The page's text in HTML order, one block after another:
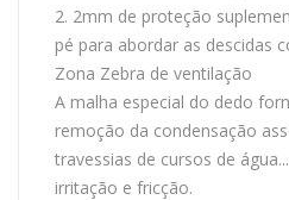
2. 2mm de proteção
pé para abordar as descidas
Zona Zebra de ventilação
A malha especial do dedo
remoção da condensação
travessias de cursos de
irritação e fricção.